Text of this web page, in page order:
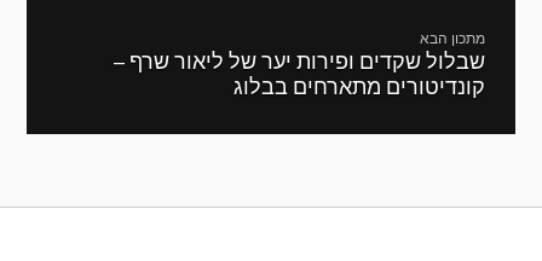
מתכון הבא
המתכון
הבא:
שבלול שקדים ופירות יער של ליאור שרף –
קונדיטורים מתארחים בבלוג